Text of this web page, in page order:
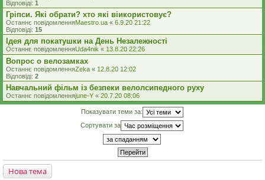
Відповіді: 1
Гріпси. Які обрати? хто які віикористовує?
Останнє повідомленняMaestro.ua « 6.9.20 21:22
Відповіді: 15
Ідея для покатушки на День Незалежності
Останнє повідомленняUda4nik « 13.8.20 22:26
Вопрос о велозамках
Останнє повідомленняZeka « 12.8.20 12:02
Відповіді: 2
Навчальний фільм із безпеки велолсипедного руху
Останнє повідомленняjune-Y « 20.7.20 08:06
Показувати теми за:
Сортувати за
Нова тема